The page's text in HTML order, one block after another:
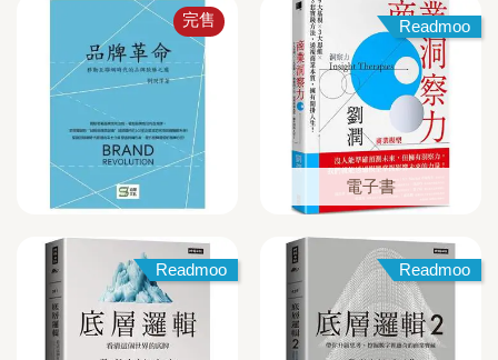
完售 Readmoo
電子書
Readmoo Readmoo